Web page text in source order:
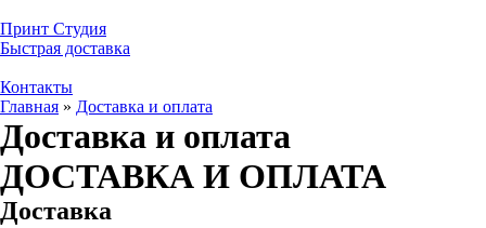
Принт Студия
Быстрая доставка
Контакты
Главная » Доставка и оплата
Доставка и оплата
ДОСТАВКА И ОПЛАТА
Доставка